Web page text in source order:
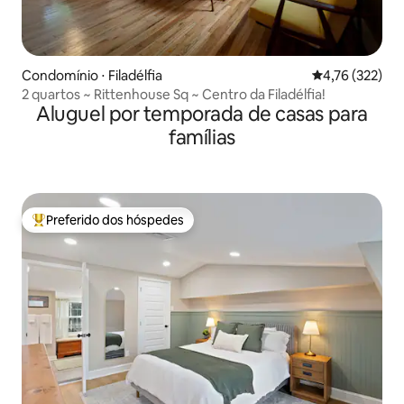
Condomínio ⋅ Filadélfia 4,76 de uma
4,76 (322)
2 quartos ~ Rittenhouse Sq ~ Centro da Filadélfia!
Aluguel por temporada de casas para
famílias
Entre os melhores preferidos dos hóspedes
Preferido dos hóspedes